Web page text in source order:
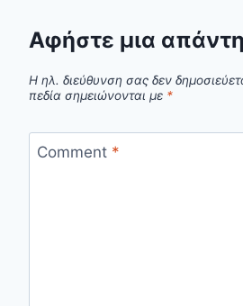
Αφήστε μια
Η ηλ. διεύθυνση σας δεν
πεδία σημειώνονται με *
Comment *